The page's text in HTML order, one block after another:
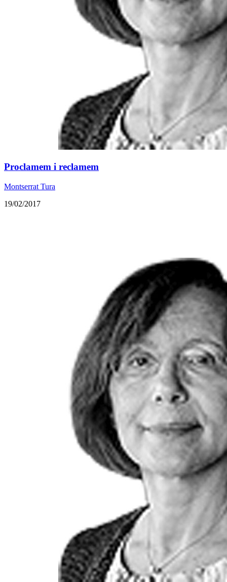
Proclamem i reclamem
Montserrat Tura
19/02/2017